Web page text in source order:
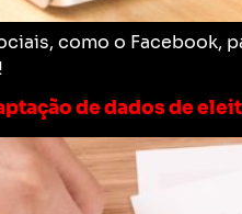
como o Facebook,
de dados de